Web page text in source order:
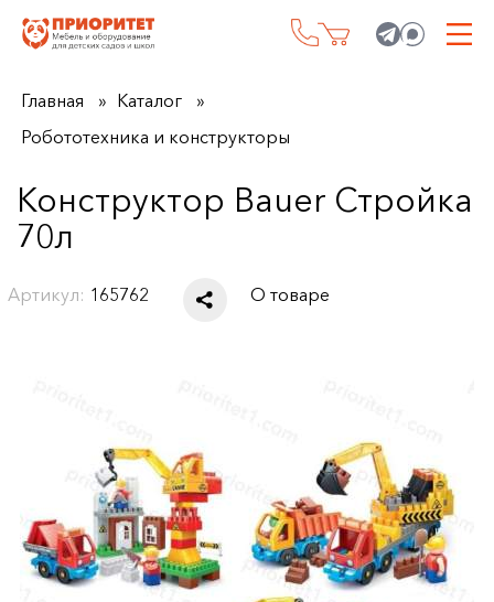
Главная
Каталог
Робототехника и конструкторы
Конструктор Bauer Стройка
70л
Артикул: 165762 О товаре